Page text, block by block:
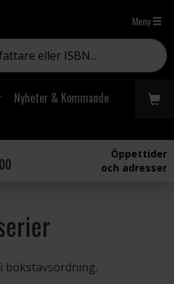
Meny
Nyheter & Kommande
Öppettider
och adresser
bokstavsordning.